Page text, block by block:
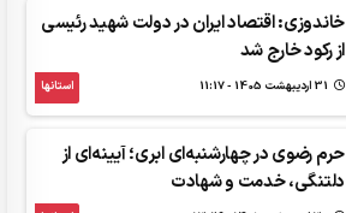
خاندوزی: اقتصاد ایران در دولت شهید رئیسی
از رکود خارج شد
استانها
حرم رضوی در چهارشنبه‌ای ابری؛ آیینه‌ای از
دلتنگی، خدمت و شهادت